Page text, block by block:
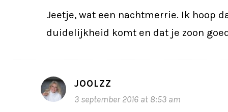
Jeetje, wat een nachtmerrie. Ik hoop
duidelijkheid komt en dat je zoon
JOOLZZ
3 september 2016 at 8:53 am